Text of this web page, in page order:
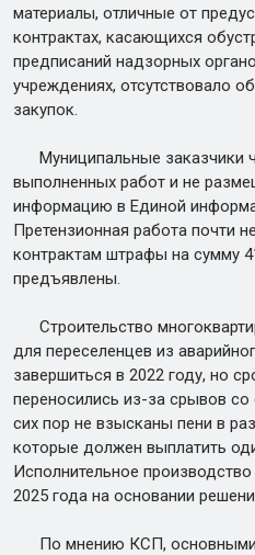
материалы, отличные от
контрактах, касающихся
предписаний надзорных
учреждениях, отсутствовало
закупок.
Муниципальные заказчики
выполненных работ и не
информацию в Единой
Претензионная работа почти
контрактам штрафы на сумму
предъявлены.
Строительство
для переселенцев из
завершиться в 2022 году, но
переносились из-за срывов
сих пор не взысканы пени в
которые должен выплатить
Исполнительное
2025 года на основании
По мнению КСП, основными